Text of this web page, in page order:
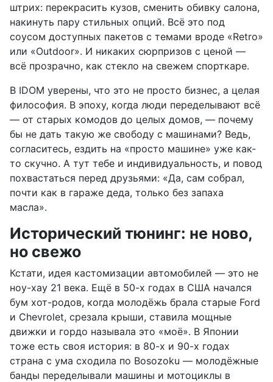
штрих: перекрасить кузов, сменить обивку салона,
накинуть пару стильных опций. Всё это под
соусом доступных пакетов с темами вроде «Retro»
или «Outdoor». И никаких сюрпризов с ценой —
всё прозрачно, как стекло на свежем спорткаре.
В IDOM уверены, что это не просто бизнес, а целая
философия. В эпоху, когда люди переделывают всё
— от старых комодов до целых домов, — почему
бы не дать такую же свободу с машинами? Ведь,
согласитесь, ездить на «просто машине» уже как-
то скучно. А тут тебе и индивидуальность, и повод
похвастаться перед друзьями: «Да, сам собрал,
почти как в гараже деда, только без запаха
масла».
Исторический тюнинг: не ново,
но свежо
Кстати, идея кастомизации автомобилей — это не
ноу-хау 21 века. Ещё в 50-х годах в США начался
бум хот-родов, когда молодёжь брала старые Ford
и Chevrolet, срезала крыши, ставила мощные
движки и гордо называла это «моё». В Японии
тоже есть своя история: в 80-х и 90-х годах
страна с ума сходила по Bosozoku — молодёжные
банды переделывали машины и мотоциклы в